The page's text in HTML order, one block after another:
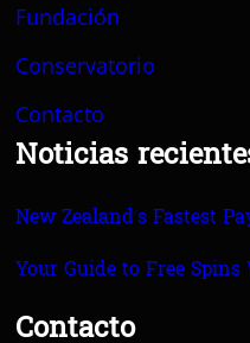
Fundación
Conservatorio
Contacto
Noticias
New Zealand’s Fastest
Your Guide to Free
Contacto